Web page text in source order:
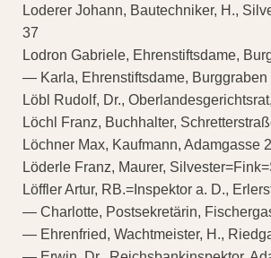
Loderer Johann, Bautechniker, H.,
37
Lodron Gabriele, Ehrenstiftsdame,
— Karla, Ehrenstiftsdame, Burggraben
Löbl Rudolf, Dr.,
Löchl Franz, Buchhalter,
Löchner Max, Kaufmann, Adamgasse
Löderle Franz, Maurer,
Löffler Artur, RB.=Inspektor a. D.,
— Charlotte, Postsekretärin,
— Ehrenfried, Wachtmeister, H.,